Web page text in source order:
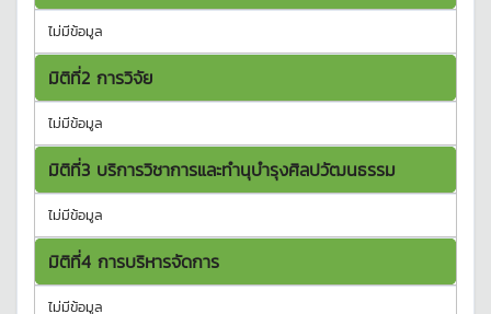
ไม่มีข้อมูล
มิติที่2 การวิจัย
ไม่มีข้อมูล
มิติที่3 บริการวิชาการและทำนุบำรุงศิลปวัฒนธรรม
ไม่มีข้อมูล
มิติที่4 การบริหารจัดการ
ไม่มีข้อมูล